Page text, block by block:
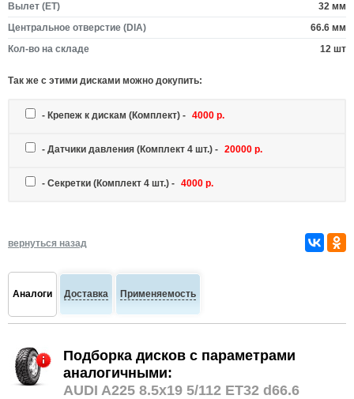
Вылет (ET)
32 мм
Центральное отверстие (DIA)
66.6 мм
Кол-во на складе
12 шт
Так же c этими дисками можно докупить:
- Крепеж к дискам (Комплект) - 4000 р.
- Датчики давления (Комплект 4 шт.) - 20000 р.
- Секретки (Комплект 4 шт.) - 4000 р.
вернуться назад
Аналоги Доставка Применяемость
Подборка дисков с параметрами
аналогичными:
AUDI A225 8.5x19 5/112 ET32 d66.6